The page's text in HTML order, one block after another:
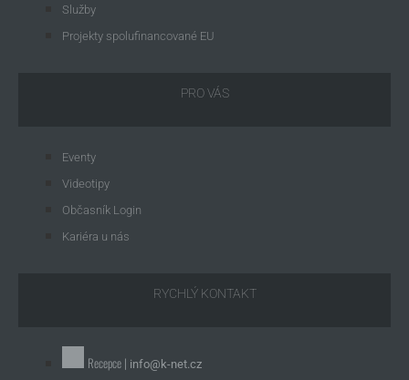
Služby
Projekty spolufinancované EU
PRO VÁS
Eventy
Videotipy
Občasník Login
Kariéra u nás
RYCHLÝ KONTAKT
Recepce | info@k-net.cz